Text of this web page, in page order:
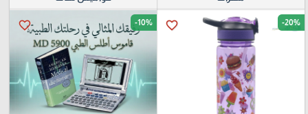
favorite_border -20%
favorite_border -10%